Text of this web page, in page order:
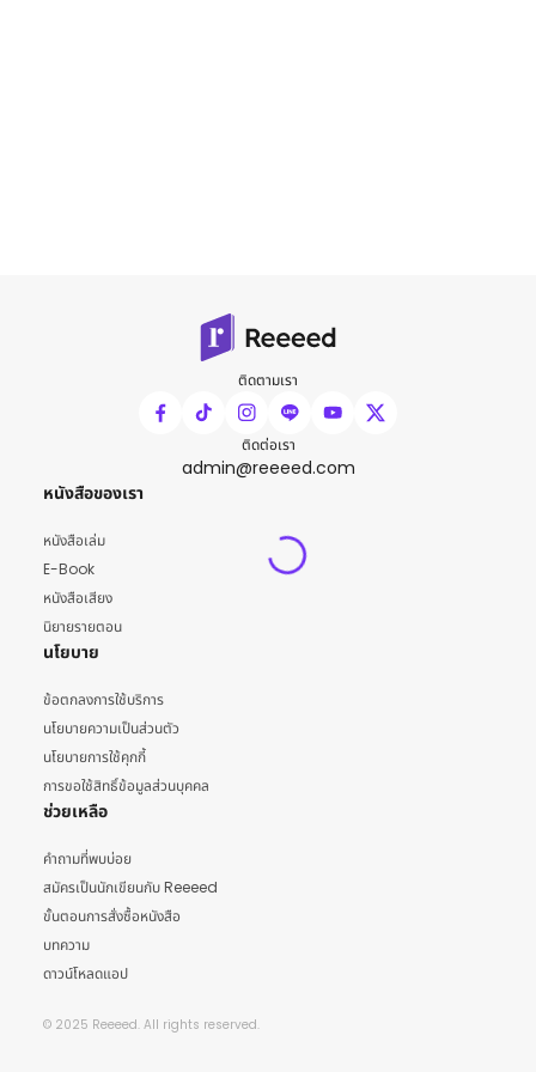
ติดตามเรา
ติดต่อเรา
admin@reeeed.com
หนังสือของเรา
หนังสือเล่ม
E-Book
หนังสือเสียง
นิยายรายตอน
นโยบาย
ข้อตกลงการใช้บริการ
นโยบายความเป็นส่วนตัว
นโยบายการใช้คุกกี้
การขอใช้สิทธิ์ข้อมูลส่วนบุคคล
ช่วยเหลือ
คำถามที่พบบ่อย
สมัครเป็นนักเขียนกับ Reeeed
ขั้นตอนการสั่งซื้อหนังสือ
บทความ
ดาวน์โหลดแอป
© 2025 Reeeed. All rights reserved.